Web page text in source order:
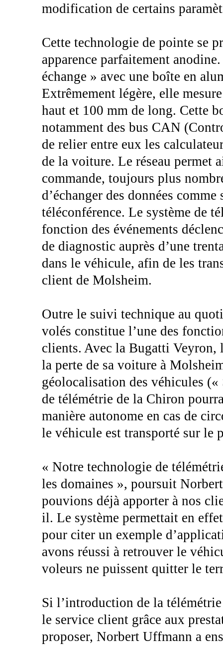
modification de certains
Cette technologie de pointe se
apparence parfaitement
échange » avec une boîte en
Extrêmement légère, elle
haut et 100 mm de long. Cette
notamment des bus CAN
de relier entre eux les
de la voiture. Le réseau permet
commande, toujours plus
d’échanger des données
téléconférence. Le système de
fonction des événements
de diagnostic auprès d’une
dans le véhicule, afin de les
client de Molsheim.
Outre le suivi technique au
volés constitue l’une des
clients. Avec la Bugatti
la perte de sa voiture à
géolocalisation des véhicules
de télémétrie de la Chiron
manière autonome en cas de
le véhicule est transporté sur le
« Notre technologie de
les domaines », poursuit
pouvions déjà apporter à nos
il. Le système permettait en
pour citer un exemple
avons réussi à retrouver le
voleurs ne puissent quitter le
Si l’introduction de la
le service client grâce aux
proposer, Norbert Uffmann a